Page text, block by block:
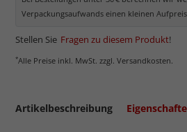
Verpackungsaufwands einen kleinen
Stellen Sie Fragen zu diesem Produkt!
*Alle Preise inkl. MwSt. zzgl. Versandkosten.
Artikelbeschreibung